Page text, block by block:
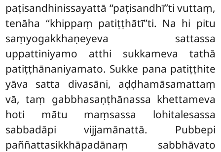
paṭisandhinissayattā ‘‘paṭisandhī’’ti vuttaṃ,
tenāha ‘‘khippaṃ patiṭṭhātī’’ti. Na hi pitu
saṃyogakkhaṇeyeva sattassa
uppattiniyamo atthi sukkameva tathā
patiṭṭhānaniyamato. Sukke pana patiṭṭhite
yāva satta divasāni, aḍḍhamāsamattaṃ
vā, taṃ gabbhasaṇṭhānassa khettameva
hoti mātu maṃsassa lohitalesassa
sabbadāpi vijjamānattā. Pubbepi
paññattasikkhāpadānaṃ sabbhāvato